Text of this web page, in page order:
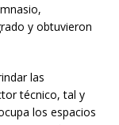
y obtuvieron
las
técnico, tal y
los espacios